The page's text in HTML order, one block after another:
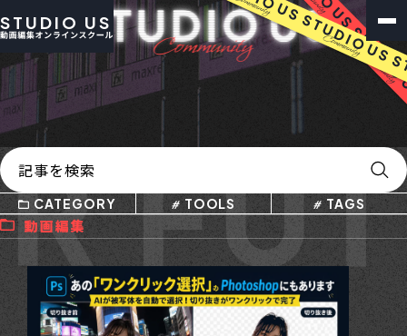
STUDIO US
CATEGORY TOOLS TAGS
動画編集